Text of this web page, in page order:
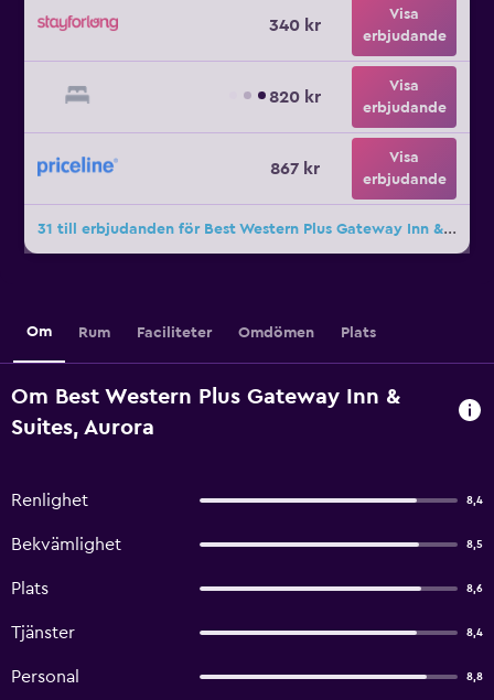
340 kr
Visa
erbjudande
820 kr
Visa
erbjudande
867 kr
Visa
erbjudande
31 till erbjudanden för Best Western Plus Gateway Inn & Suites
Om Rum Faciliteter Omdömen Plats
Om Best Western Plus Gateway Inn &
Suites, Aurora
Renlighet 8,4
Bekvämlighet 8,5
Plats 8,6
Tjänster 8,4
Personal 8,8